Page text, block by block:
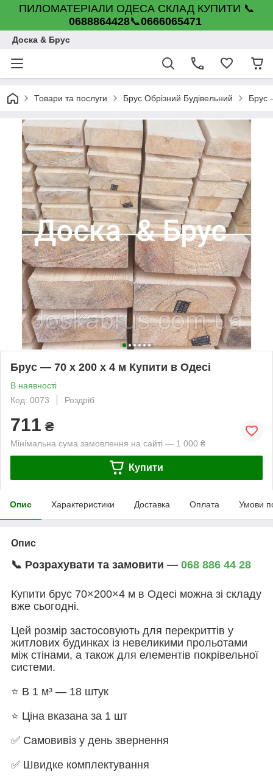
ПИЛОМАТЕРІАЛИ ОДЕСА СКЛАД КУПИТИ 📞
0688864428📞0666065471
Доска & Брус
Товари та послуги Брус Обрізний Будівельний Брус
Брус — 70 х 200 х 4 м Купити в Одесі
В наявності
Код: 0073
Роздріб
711 ₴
Мінімальна сума замовлення на сайті — 1 000 ₴
Купити
Опис Характеристики Доставка Оплата Умови
Опис
📞 Розрахувати та замовити — 068 886 44 28
Купити брус 70×200×4 м в Одесі можна зі складу
вже сьогодні.
Цей розмір застосовують для перекриттів у
житлових будинках із невеликими прольотами
між стінами, а також для елементів покрівельної
системи.
⭐ В 1 м³ — 18 штук
⭐ Ціна вказана за 1 шт
✅ Самовивіз у день звернення
✅ Швидке комплектування